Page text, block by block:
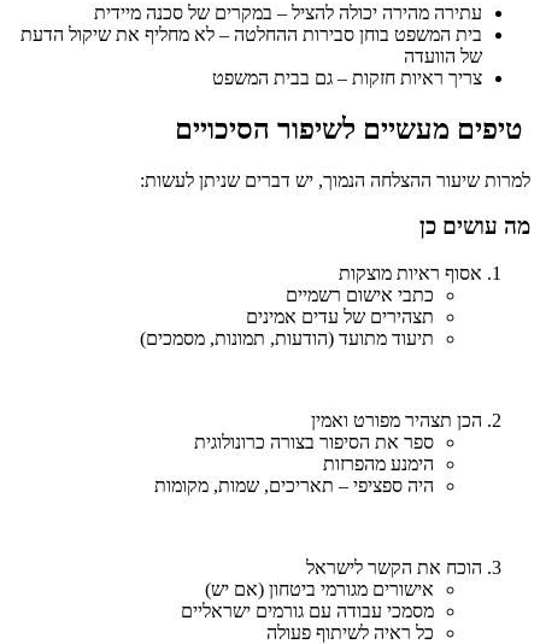
עתירה מהירה יכולה להציל – במקרים של סכנה מיידית
בית המשפט בוחן סבירות ההחלטה – לא מחליף את שיקול הדעת
של הוועדה
צריך ראיות חזקות – גם בבית המשפט
טיפים מעשיים לשיפור הסיכויים
למרות שיעור ההצלחה הנמוך, יש דברים שניתן לעשות:
מה עושים כן
אסוף ראיות מוצקות
כתבי אישום רשמיים
תצהירים של עדים אמינים
תיעוד מתועד (הודעות, תמונות, מסמכים)
הכן תצהיר מפורט ואמין
ספר את הסיפור בצורה כרונולוגית
הימנע מהפרזות
היה ספציפי – תאריכים, שמות, מקומות
הוכח את הקשר לישראל
אישורים מגורמי ביטחון (אם יש)
מסמכי עבודה עם גורמים ישראליים
כל ראיה לשיתוף פעולה